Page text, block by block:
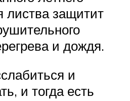
листва защитит
и дождя.
и
и тогда есть